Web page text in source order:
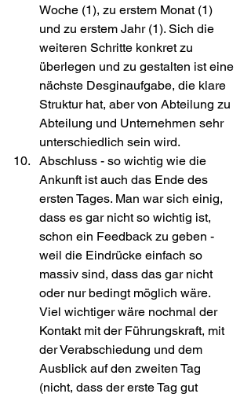
Woche (1), zu erstem Monat (1)
und zu erstem Jahr (1). Sich die
weiteren Schritte konkret zu
überlegen und zu gestalten ist eine
nächste Desginaufgabe, die klare
Struktur hat, aber von Abteilung zu
Abteilung und Unternehmen sehr
unterschiedlich sein wird.
Abschluss - so wichtig wie die
Ankunft ist auch das Ende des
ersten Tages. Man war sich einig,
dass es gar nicht so wichtig ist,
schon ein Feedback zu geben -
weil die Eindrücke einfach so
massiv sind, dass das gar nicht
oder nur bedingt möglich wäre.
Viel wichtiger wäre nochmal der
Kontakt mit der Führungskraft, mit
der Verabschiedung und dem
Ausblick auf den zweiten Tag
(nicht, dass der erste Tag gut